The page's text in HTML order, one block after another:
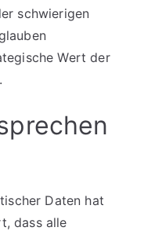
schwierigen
Wert der
Daten hat
dass alle